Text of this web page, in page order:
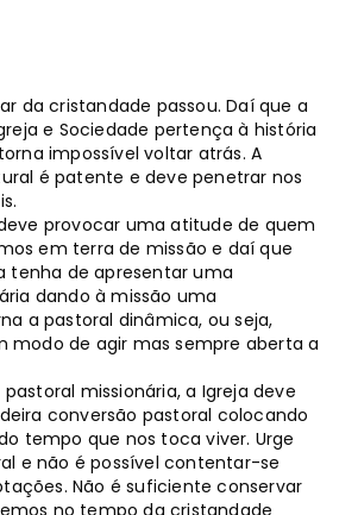
da cristandade passou. Daí que a
e Sociedade pertença à história
impossível voltar atrás. A
é patente e deve penetrar nos
provocar uma atitude de quem
em terra de missão e daí que
tenha de apresentar uma
dando à missão uma
a pastoral dinâmica, ou seja,
modo de agir mas sempre aberta a
missionária, a Igreja deve
conversão pastoral colocando
tempo que nos toca viver. Urge
e não é possível contentar-se
Não é suficiente conservar
no tempo da cristandade